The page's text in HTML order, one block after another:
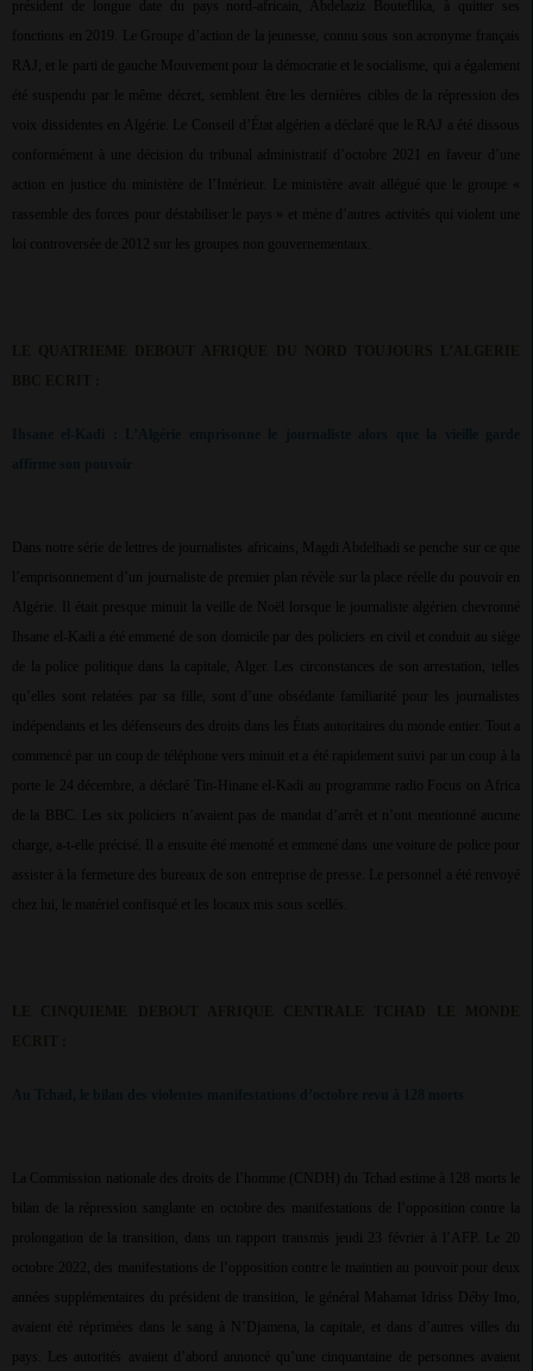
président de longue date du pays nord-africain, Abdelaziz Bouteflika, à quitter ses
fonctions en 2019. Le Groupe d’action de la jeunesse, connu sous son acronyme français
RAJ, et le parti de gauche Mouvement pour la démocratie et le socialisme, qui a également
été suspendu par le même décret, semblent être les dernières cibles de la répression des
voix dissidentes en Algérie. Le Conseil d’État algérien a déclaré que le RAJ a été dissous
conformément à une décision du tribunal administratif d’octobre 2021 en faveur d’une
action en justice du ministère de l’Intérieur. Le ministère avait allégué que le groupe «
rassemble des forces pour déstabiliser le pays » et mène d’autres activités qui violent une
loi controversée de 2012 sur les groupes non gouvernementaux.
Dans notre série de lettres de journalistes africains, Magdi Abdelhadi se penche sur ce que
l’emprisonnement d’un journaliste de premier plan révèle sur la place réelle du pouvoir en
Algérie. Il était presque minuit la veille de Noël lorsque le journaliste algérien chevronné
Ihsane el-Kadi a été emmené de son domicile par des policiers en civil et conduit au siège
de la police politique dans la capitale, Alger. Les circonstances de son arrestation, telles
qu’elles sont relatées par sa fille, sont d’une obsédante familiarité pour les journalistes
indépendants et les défenseurs des droits dans les États autoritaires du monde entier. Tout a
commencé par un coup de téléphone vers minuit et a été rapidement suivi par un coup à la
porte le 24 décembre, a déclaré Tin-Hinane el-Kadi au programme radio Focus on Africa
de la BBC. Les six policiers n’avaient pas de mandat d’arrêt et n’ont mentionné aucune
charge, a-t-elle précisé. Il a ensuite été menotté et emmené dans une voiture de police pour
assister à la fermeture des bureaux de son entreprise de presse. Le personnel a été renvoyé
chez lui, le matériel confisqué et les locaux mis sous scellés.
La Commission nationale des droits de l’homme (CNDH) du Tchad estime à 128 morts le
bilan de la répression sanglante en octobre des manifestations de l’opposition contre la
prolongation de la transition, dans un rapport transmis jeudi 23 février à l’AFP. Le 20
octobre 2022, des manifestations de l’opposition contre le maintien au pouvoir pour deux
années supplémentaires du président de transition, le général Mahamat Idriss Déby Itno,
avaient été réprimées dans le sang à N’Djamena, la capitale, et dans d’autres villes du
pays. Les autorités avaient d’abord annoncé qu’une cinquantaine de personnes avaient